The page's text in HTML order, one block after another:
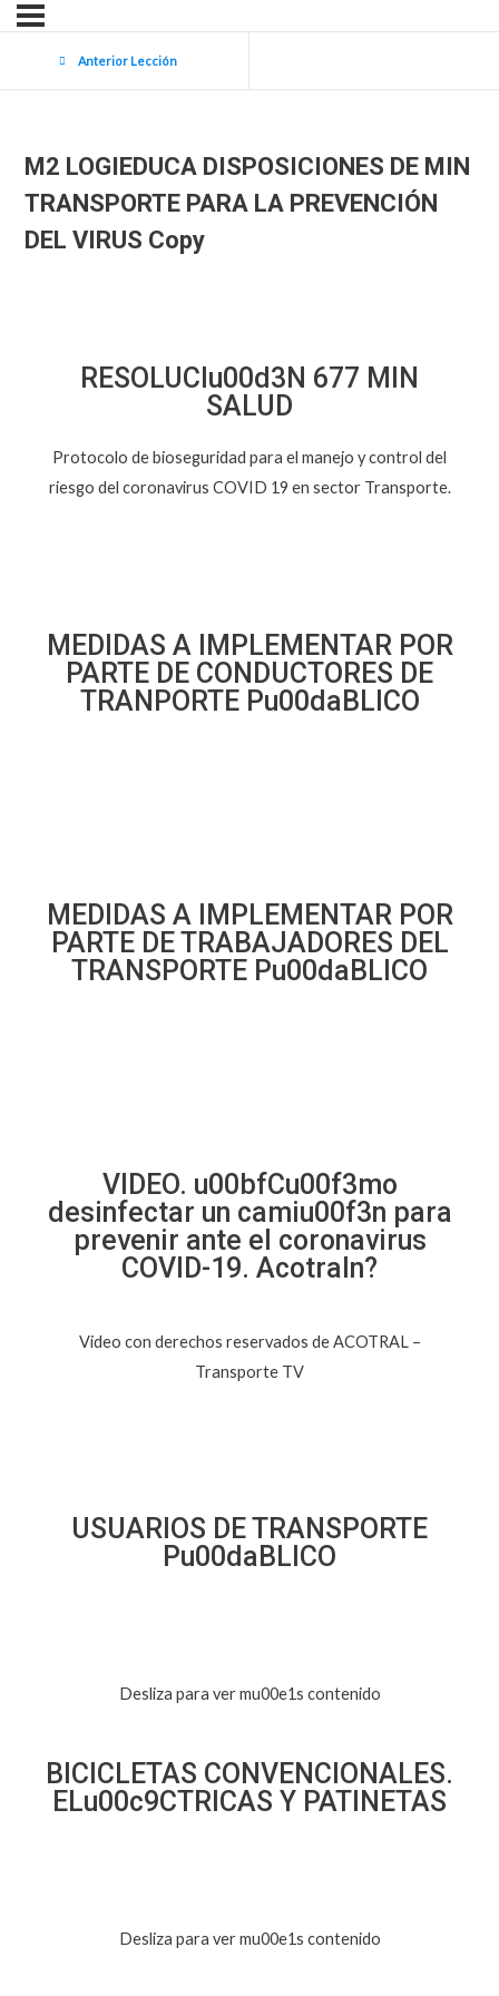
Anterior Lección
M2 LOGIEDUCA DISPOSICIONES DE MIN
TRANSPORTE PARA LA PREVENCIÓN
DEL VIRUS Copy
RESOLUCIu00d3N 677 MIN
SALUD
Protocolo de bioseguridad para el manejo y control del
riesgo del coronavirus COVID 19 en sector Transporte.
MEDIDAS A IMPLEMENTAR POR
PARTE DE CONDUCTORES DE
TRANPORTE Pu00daBLICO
MEDIDAS A IMPLEMENTAR POR
PARTE DE TRABAJADORES DEL
TRANSPORTE Pu00daBLICO
VIDEO. u00bfCu00f3mo
desinfectar un camiu00f3n para
prevenir ante el coronavirus
COVID-19. Acotraln?
Video con derechos reservados de ACOTRAL –
Transporte TV
USUARIOS DE TRANSPORTE
Pu00daBLICO
Desliza para ver mu00e1s contenido
BICICLETAS CONVENCIONALES.
ELu00c9CTRICAS Y PATINETAS
Desliza para ver mu00e1s contenido